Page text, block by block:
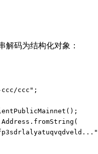
解码为结构化对象：
ccc/ccc" ;
();
fromString (